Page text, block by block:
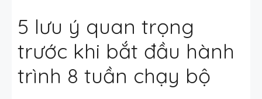
5 lưu ý quan trọng
trước khi bắt đầu hành
trình 8 tuần chạy bộ